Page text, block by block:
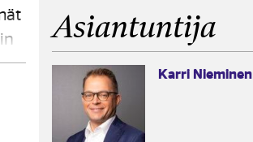
Asiantuntija
Karri Nieminen